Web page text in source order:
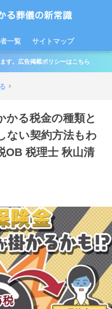
一覧 サイトマップ
す。広告掲載ポリシーはこちら
かる税金の種類と
ない契約方法もわ
OB 税理士 秋山清